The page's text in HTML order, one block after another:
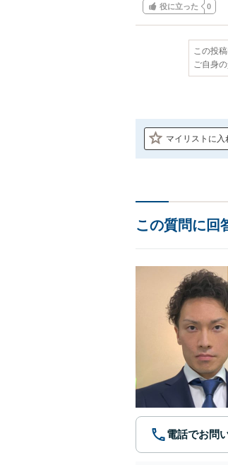
役に立った 0
この投
ご自身
マイリストに入
この質問に回
電話でお問